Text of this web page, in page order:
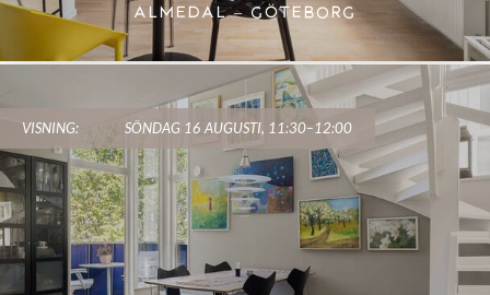
ALMEDAL – GÖTEBORG
VISNING: SÖNDAG 16 AUGUSTI, 11:30–12:00